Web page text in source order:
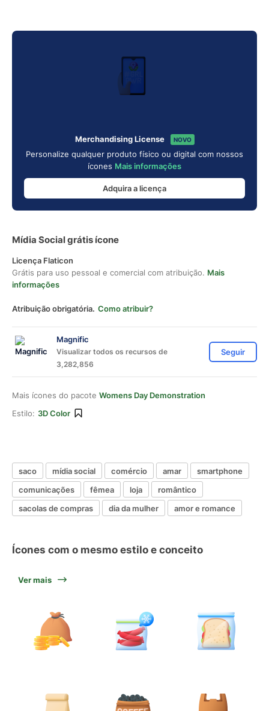
Merchandising License NOVO
Personalize qualquer produto físico ou digital com nossos
ícones Mais informações
Adquira a licença
Mídia Social grátis ícone
Licença Flaticon
Grátis para uso pessoal e comercial com atribuição. Mais
informações
Atribuição obrigatória. Como atribuir?
Magnific
Visualizar todos os recursos de
3,282,856
Seguir
Mais ícones do pacote Womens Day Demonstration
Estilo: 3D Color
saco mídia social comércio amar
smartphone
comunicações
fêmea loja
romântico
sacolas de compras
dia da mulher amor e romance
Ícones com o mesmo estilo e conceito
Ver mais